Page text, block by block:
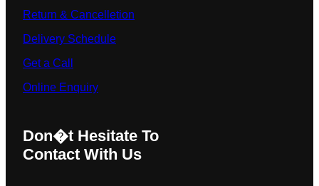
Return & Cancelletion
Delivery Schedule
Get a Call
Online Enquiry
Don�t Hesitate To
Contact With Us